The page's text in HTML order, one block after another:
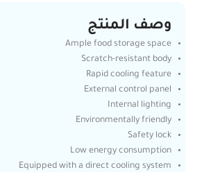
وصف المنتج
Ample food storage space
Scratch-resistant body
Rapid cooling feature
External control panel
Internal lighting
Environmentally friendly
Safety lock
Low energy consumption
Equipped with a direct cooling system